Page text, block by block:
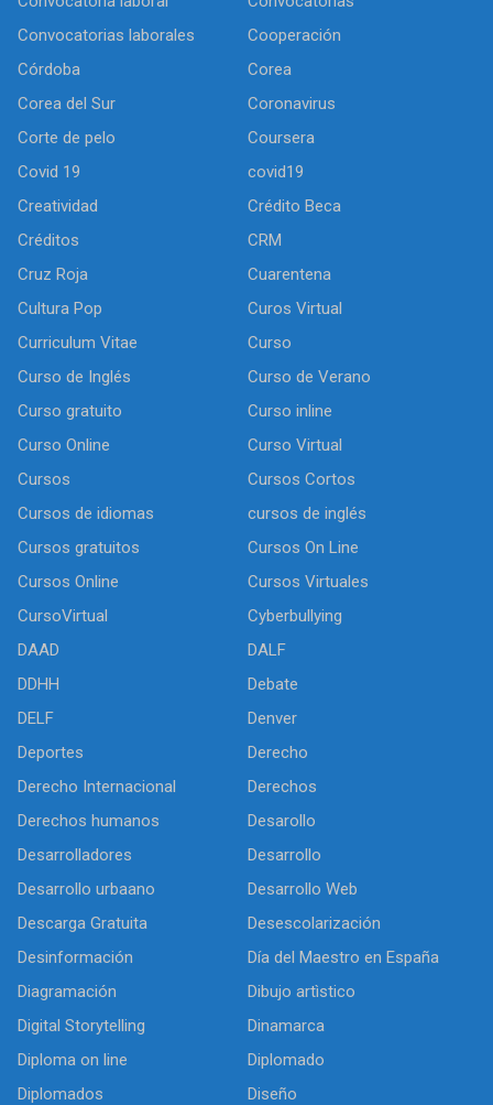
Convocatorias laborales
Cooperación
Córdoba
Corea
Corea del Sur
Coronavirus
Corte de pelo
Coursera
Covid 19
covid19
Creatividad
Crédito Beca
Créditos
CRM
Cruz Roja
Cuarentena
Cultura Pop
Curos Virtual
Curriculum Vitae
Curso
Curso de Inglés
Curso de Verano
Curso gratuito
Curso inline
Curso Online
Curso Virtual
Cursos
Cursos Cortos
Cursos de idiomas
cursos de inglés
Cursos gratuitos
Cursos On Line
Cursos Online
Cursos Virtuales
CursoVirtual
Cyberbullying
DAAD
DALF
DDHH
Debate
DELF
Denver
Deportes
Derecho
Derecho Internacional
Derechos
Derechos humanos
Desarollo
Desarrolladores
Desarrollo
Desarrollo urbaano
Desarrollo Web
Descarga Gratuita
Desescolarización
Desinformación
Día del Maestro en España
Diagramación
Dibujo artìstico
Digital Storytelling
Dinamarca
Diploma on line
Diplomado
Diplomados
Diseño